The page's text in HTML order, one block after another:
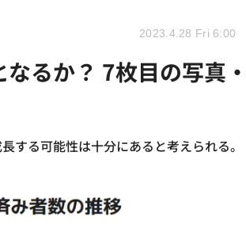
るか？ 7枚目の写真
する可能性は十分にあると考えられる。
2023.4.28 Fri 6:00